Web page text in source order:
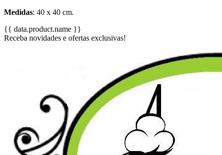
Medidas: 40 x 40 cm.
{{ data.product.name }}
Receba novidades e ofertas exclusivas!